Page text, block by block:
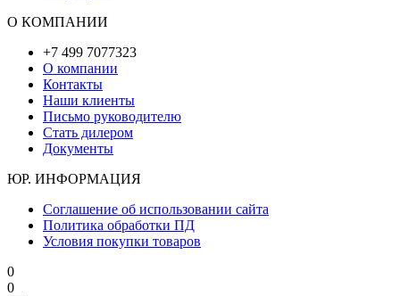
О КОМПАНИИ
+7 499 7077323
О компании
Контакты
Наши клиенты
Письмо руководителю
Стать дилером
Документы
ЮР. ИНФОРМАЦИЯ
Соглашение об использовании сайта
Политика обработки ПД
Условия покупки товаров
0
0